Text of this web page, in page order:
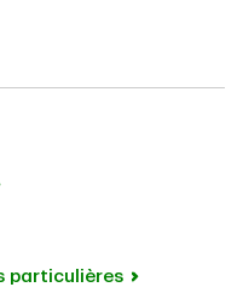
particulières